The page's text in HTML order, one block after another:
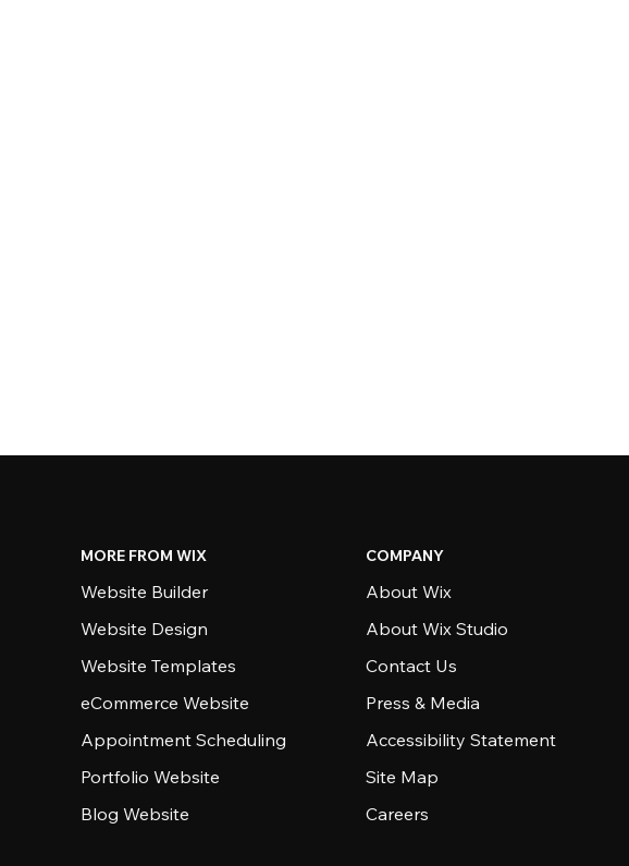
MORE FROM WIX
Website Builder
Website Design
Website Templates
eCommerce Website
Appointment Scheduling
Portfolio Website
Blog Website
COMPANY
About Wix
About Wix Studio
Contact Us
Press & Media
Accessibility Statement
Site Map
Careers